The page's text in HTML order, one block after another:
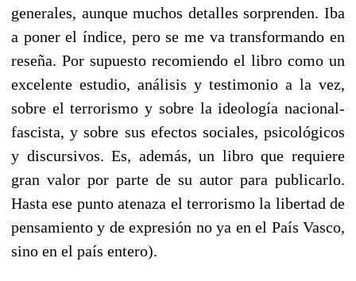
generales, aunque muchos detalles sorprenden. Iba
a poner el índice, pero se me va transformando en
reseña. Por supuesto recomiendo el libro como un
excelente estudio, análisis y testimonio a la vez,
sobre el terrorismo y sobre la ideología nacional-
fascista, y sobre sus efectos sociales, psicológicos
y discursivos. Es, además, un libro que requiere
gran valor por parte de su autor para publicarlo.
Hasta ese punto atenaza el terrorismo la libertad de
pensamiento y de expresión no ya en el País Vasco,
sino en el país entero).